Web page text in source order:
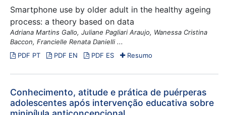
Smartphone use by older adult in the healthy ageing
process: a theory based on data
Adriana Martins Gallo, Juliane Pagliari Araujo, Wanessa Cristina
Baccon, Francielle Renata Danielli ...
PDF PT
PDF EN PDF ES Resumo
Conhecimento, atitude e prática de puérperas
adolescentes após intervenção educativa sobre